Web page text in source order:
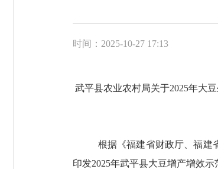
时间：2025-10-27 17:13
武平县农业农村局关于2025年大
根据《福建省财政厅 、福建
印发2025年武平县大豆增产增效